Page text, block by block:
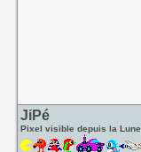
JiPé
Pixel visible depuis la Lune